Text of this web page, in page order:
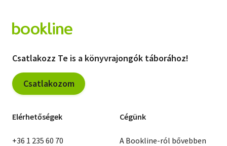
Csatlakozz Te is a könyvrajongók táborához!
Csatlakozom
Elérhetőségek
+36 1 235 60 70
Cégünk
A Bookline-ról bővebben